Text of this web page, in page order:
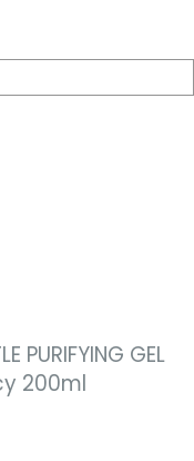
PURIFYING GEL
200ml